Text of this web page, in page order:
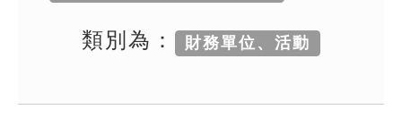
生字詞彙表
成語故事
類別為： 財務單位、活動